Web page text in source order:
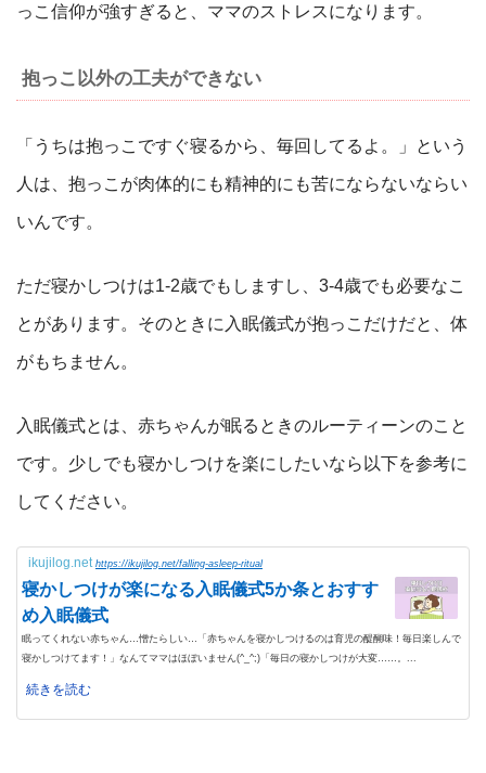
っこ信仰が強すぎると、ママのストレスになります。
抱っこ以外の工夫ができない
「うちは抱っこですぐ寝るから、毎回してるよ。」という
人は、抱っこが肉体的にも精神的にも苦にならないならい
いんです。
ただ寝かしつけは1-2歳でもしますし、3-4歳でも必要なこ
とがあります。そのときに入眠儀式が抱っこだけだと、体
がもちません。
入眠儀式とは、赤ちゃんが眠るときのルーティーンのこと
です。少しでも寝かしつけを楽にしたいなら以下を参考に
してください。
ikujilog.net https://ikujilog.net/falling-asleep-ritual
寝かしつけが楽になる入眠儀式5か条とおすす
め入眠儀式
眠ってくれない赤ちゃん…憎たらしい…「赤ちゃんを寝かしつけるのは育児の醍醐味！毎日楽しんで
寝かしつけてます！」なんてママはほぼいません(^_^;)「毎日の寝かしつけが大変……。...
続きを読む